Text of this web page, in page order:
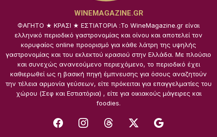
WINEMAGAZINE.GR
ΦΑΓΗΤΟ ★ ΚΡΑΣΙ ★ ΕΣΤΙΑΤΟΡΙΑ :Το WineMagazine.gr είναι
ελληνικό περιοδικό γαστρονομίας και οίνου και αποτελεί τον
κορυφαίος online προορισμό για κάθε λάτρη της υψηλής
γαστρονομίας και του εκλεκτού κρασιού στην Ελλάδα. Με πλούσιο
και συνεχώς ανανεούμενο περιεχόμενο, το περιοδικό έχει
καθιερωθεί ως η βασική πηγή έμπνευσης για όσους αναζητούν
την τέλεια αρμονία γεύσεων, είτε πρόκειται για επαγγελματίες του
χώρου (Σεφ και Εστιατόρια) , είτε για οικιακούς μάγειρες και
foodies.